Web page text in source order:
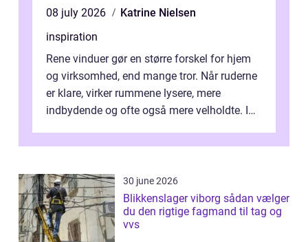
08 july 2026
Katrine Nielsen
inspiration
Rene vinduer gør en større forskel for hjem
og virksomhed, end mange tror. Når ruderne
er klare, virker rummene lysere, mere
indbydende og ofte også mere velholdte. I
30 june 2026
Blikkenslager viborg sådan vælger
du den rigtige fagmand til tag og
vvs